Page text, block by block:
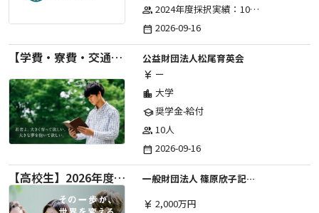
group 2024年度採択実績：107事業（前期45・後期62）、2025年度採択実績：103事業（前期48・後期55）、2026年度採択実績：97事業 ※2026年度より、前期・後期の区分を廃止し、年1回の申請受付となりました。
date_range 2026-09-16
【学費・寮費・交通費給付】2027年度第71期育英生募集
公益財団法人松尾育英会
currency_yen ー
location_city 大学
school奨学金-給付
group 10人
date_range 2026-09-16
【高校生】2026年度 しのはら財団 アメリカ・イギリス・カナダ英語留学奨学金
一般財団法人 篠原欣子記念財団 (海外留学奨学金グループ)
currency_yen 2,000万円